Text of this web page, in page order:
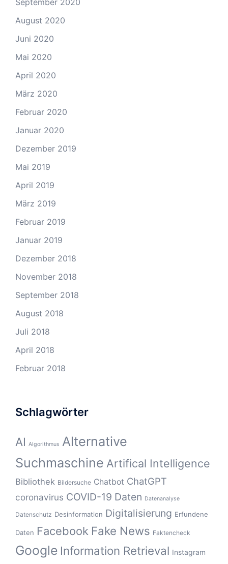
September 2020
August 2020
Juni 2020
Mai 2020
April 2020
März 2020
Februar 2020
Januar 2020
Dezember 2019
Mai 2019
April 2019
März 2019
Februar 2019
Januar 2019
Dezember 2018
November 2018
September 2018
August 2018
Juli 2018
April 2018
Februar 2018
Schlagwörter
AI Algorithmus Alternative
Suchmaschine Artifical Intelligence
Bibliothek Bildersuche Chatbot ChatGPT
coronavirus COVID-19 Daten Datenanalyse
Datenschutz Desinformation Digitalisierung Erfundene
Daten Facebook Fake News Faktencheck
Google Information Retrieval Instagram